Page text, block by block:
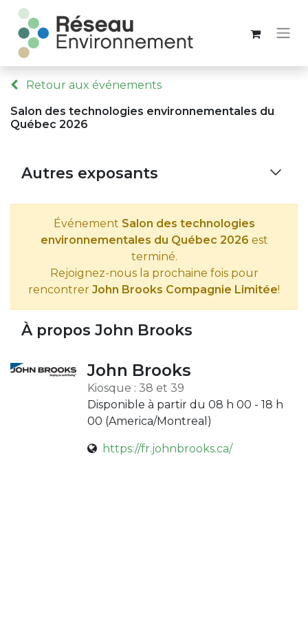
Retour aux événements
Salon des technologies environnementales du
Québec 2026
Autres exposants
Événement Salon des technologies
environnementales du Québec 2026 est
terminé.
Rejoignez-nous la prochaine fois pour
rencontrer John Brooks Compagnie Limitée!
À propos John Brooks
John Brooks
Kiosque : 38 et 39
Disponible à partir du 08 h 00 - 18 h
00 (America/Montreal )
https://fr.johnbrooks.ca/